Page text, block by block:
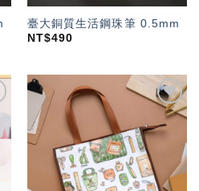
臺大銅質生活鋼珠筆 0.5mm
NT$490
加入
「願